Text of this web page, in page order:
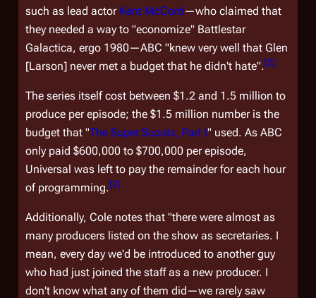
such as lead actor Kent McCord—who claimed that
they needed a way to "economize" Battlestar
Galactica, ergo 1980—ABC "knew very well that Glen
[Larson] never met a budget that he didn't hate".[2]
The series itself cost between $1.2 and 1.5 million to
produce per episode; the $1.5 million number is the
budget that "The Super Scouts, Part I" used. As ABC
only paid $600,000 to $700,000 per episode,
Universal was left to pay the remainder for each hour
of programming.[2]
Additionally, Cole notes that "there were almost as
many producers listed on the show as secretaries. I
mean, every day we'd be introduced to another guy
who had just joined the staff as a new producer. I
don't know what any of them did—we rarely saw